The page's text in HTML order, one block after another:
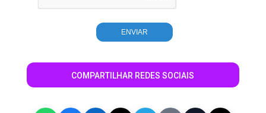
COMPARTILHAR REDES SOCIAIS